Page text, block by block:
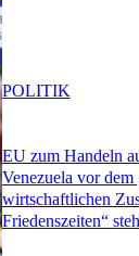
EU zum Handeln
Venezuela vor dem
wirtschaftlichen
Friedenszeiten“
POLITIK